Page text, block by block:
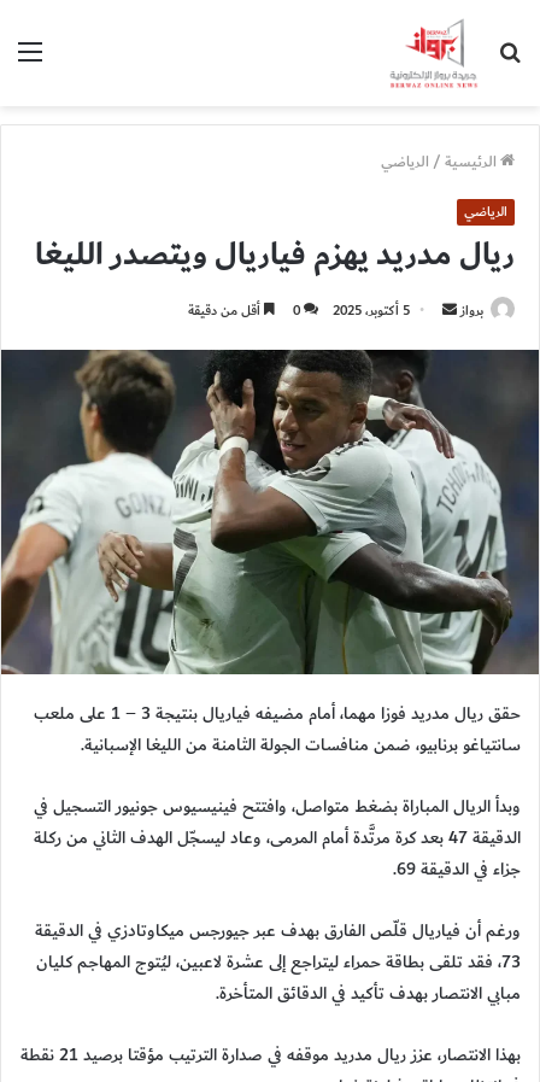
الرئيسية/الرياضي
الرياضي
ريال مدريد يهزم فياريال ويتصدر الليغا
برواز
أرسل
إلكترونيا
5 أكتوبر، 2025 0 أقل من دقيقة
حقق ريال مدريد فوزا مهما، أمام مضيفه فياريال بنتيجة 3 – 1 على ملعب
سانتياغو برنابيو، ضمن منافسات الجولة الثامنة من الليغا الإسبانية.
وبدأ الريال المباراة بضغط متواصل، وافتتح فينيسيوس جونيور التسجيل في
الدقيقة 47 بعد كرة مرتَّدة أمام المرمى، وعاد ليسجّل الهدف الثاني من ركلة
جزاء في الدقيقة 69.
ورغم أن فياريال قلّص الفارق بهدف عبر جيورجس ميكاوتادزي في الدقيقة
73، فقد تلقى بطاقة حمراء ليتراجع إلى عشرة لاعبين، ليُتوج المهاجم كليان
مبابي الانتصار بهدف تأكيد في الدقائق المتأخرة.
بهذا الانتصار، عزز ريال مدريد موقفه في صدارة الترتيب مؤقتا برصيد 21 نقطة